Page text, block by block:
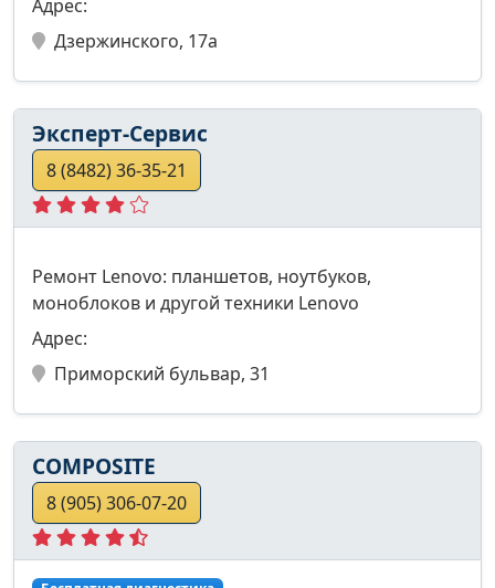
Адрес:
Дзержинского, 17а
Эксперт-Сервис
8 (8482) 36-35-21
Ремонт Lenovo: планшетов, ноутбуков,
моноблоков и другой техники Lenovo
Адрес:
Приморский бульвар, 31
COMPOSITE
8 (905) 306-07-20